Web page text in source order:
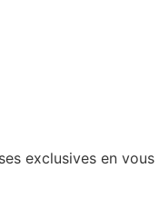
exclusives en vous